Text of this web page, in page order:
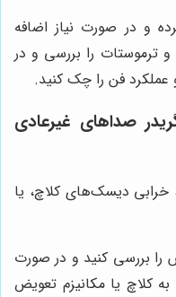
و در صورت نیاز اضافه
و ترموستات را بررسی و در
فن را چک کنید.
صداهای غیرعادی
خرابی دیسک‌های کلاچ، یا
بررسی کنید و در صورت
کلاچ یا مکانیزم تعویض